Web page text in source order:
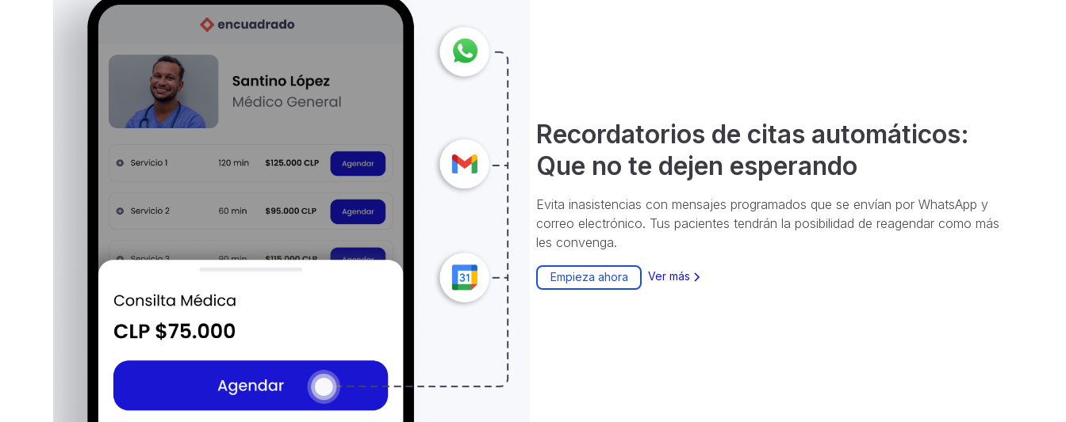
Recordatorios de citas automáticos:
Que no te dejen esperando
Evita inasistencias con mensajes programados que se envían por WhatsApp y
correo electrónico. Tus pacientes tendrán la posibilidad de reagendar como más
les convenga.
Empieza ahora Ver más